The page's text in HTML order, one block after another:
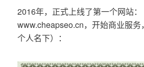
2016年，正式上线了第一个网站：
www.cheapseo.cn，开始商业服
个人名下）：